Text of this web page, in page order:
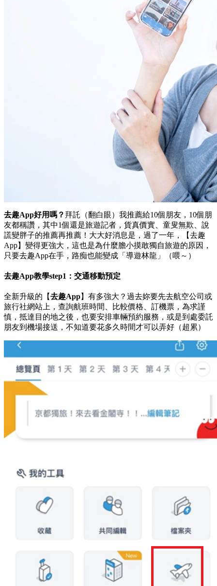
去趣App好用嗎？ 拜託（翻白眼）我推薦給10個朋友，10個朋
友都稱讚，其中1個還是旅遊記者，貨真價實、童叟無欺、說
謊變胖子的推薦再推薦！大大好消息是，過了一年，【去趣
App】變得更強大，這也是為什麼膽小摸敢獨自旅遊的原因，
只要去趣App在手，路痴也能變成「導遊林龍」（喂～）
去趣App教學step1：交通移動預定
全新升級的【去趣App】有多強大？過去妳要先去航空公司或
旅行社網站上，查詢航班時間、比較價格、訂機票，為求謹
慎，抵達目的地之後，也要安排車輛預約服務，或是到處委託
朋友到機場接送，不知道要花多久時間才可以弄好（超累）